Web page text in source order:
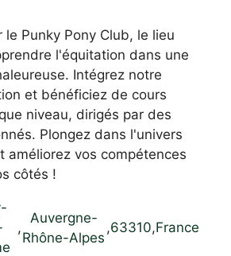
le Punky Pony Club, le lieu
l'équitation dans une
Intégrez notre
et bénéficiez de cours
niveau, dirigés par des
Plongez dans l'univers
améliorez vos compétences
côtés !
,
Auvergne-
Rhône-Alpes
,63310,France